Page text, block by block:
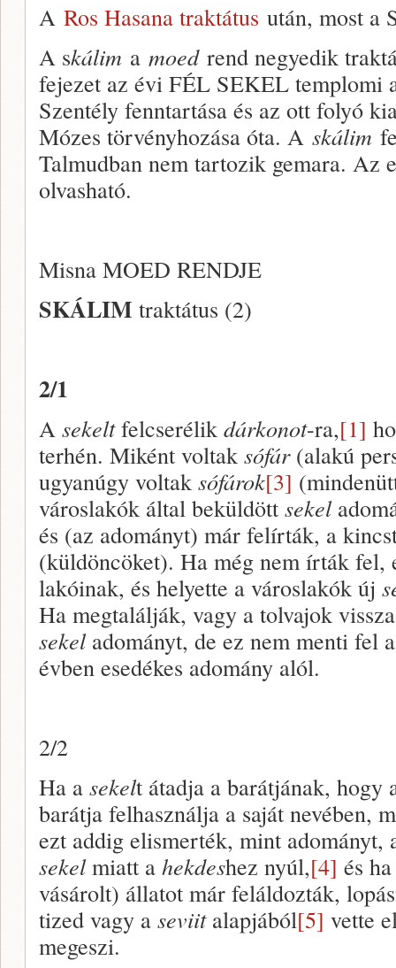
A Ros Hasana traktátus után, most a
A skálim a moedrend negyedik
fejezet az évi FÉL SEKEL templomi
Szentély fenntartása és az ott folyó
Mózes törvényhozása óta. A skálim
Talmudban nem tartozik gemara. Az
olvasható.
Misna MOED RENDJE
SKÁLIM traktátus (2)
2/1
A sekeltfelcserélik dárkonot-ra,[1]
terhén. Miként voltak sófár(alakú
ugyanúgy voltak sófárok[3]
városlakók által beküldött sekel
és (az adományt) már felírták, a
(küldöncöket). Ha még nem írták fel,
lakóinak, és helyette a városlakók új
Ha megtalálják, vagy a tolvajok
sekeladományt, de ez nem menti fel
évben esedékes adomány alól.
2/2
Ha a sekelt átadja a barátjának, hogy
barátja felhasználja a saját nevében,
ezt addig elismerték, mint adományt,
sekelmiatt a hekdeshez nyúl,[4] és
vásárolt) állatot már feláldozták,
tized vagy a seviitalapjából[5] vette
megeszi.